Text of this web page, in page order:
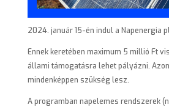
2024. január 15-én indul a Napenergia
Ennek keretében maximum 5 millió Ft
állami támogatásra lehet pályázni.
mindenképpen szükség lesz.
A programban napelemes rendszerek